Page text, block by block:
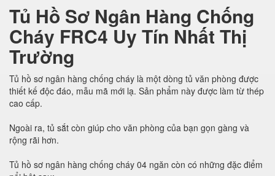
Tủ Hồ Sơ Ngân Hàng Chống
Cháy FRC4 Uy Tín Nhất Thị
Trường
Tủ hồ sơ ngân hàng chống cháy là một dòng tủ văn phòng được
thiết kế độc đáo, mẫu mã mới lạ. Sản phẩm này được làm từ thép
cao cấp.
Ngoài ra, tủ sắt còn giúp cho văn phòng của bạn gọn gàng và
rộng rãi hơn.
Tủ hồ sơ ngân hàng chống cháy 04 ngăn còn có những đặc điểm